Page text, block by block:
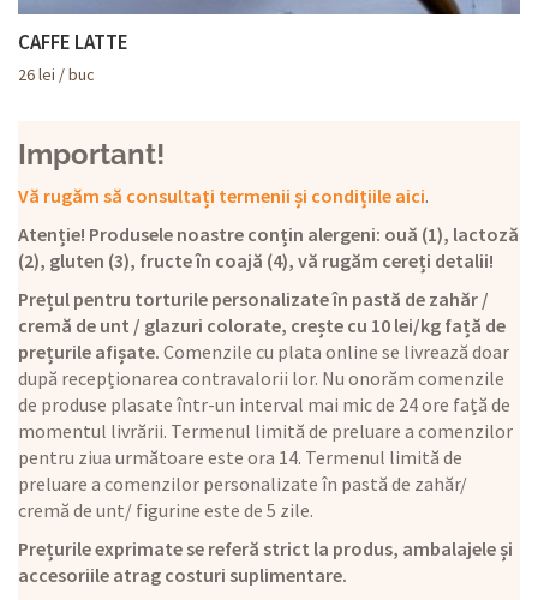
CAFFE LATTE
26lei / buc
Important!
Vă rugăm să consultați termenii și condițiile aici.
Atenție! Produsele noastre conțin alergeni: ouă (1), lactoză
(2), gluten (3), fructe în coajă (4), vă rugăm cereți detalii!
Prețul pentru torturile personalizate în pastă de zahăr /
cremă de unt / glazuri colorate, crește cu 10 lei/kg față de
prețurile afișate. Comenzile cu plata online se livrează doar
după recepționarea contravalorii lor. Nu onorăm comenzile
de produse plasate într-un interval mai mic de 24 ore față de
momentul livrării. Termenul limită de preluare a comenzilor
pentru ziua următoare este ora 14. Termenul limită de
preluare a comenzilor personalizate în pastă de zahăr/
cremă de unt/ figurine este de 5 zile.
Prețurile exprimate se referă strict la produs, ambalajele și
accesoriile atrag costuri suplimentare.